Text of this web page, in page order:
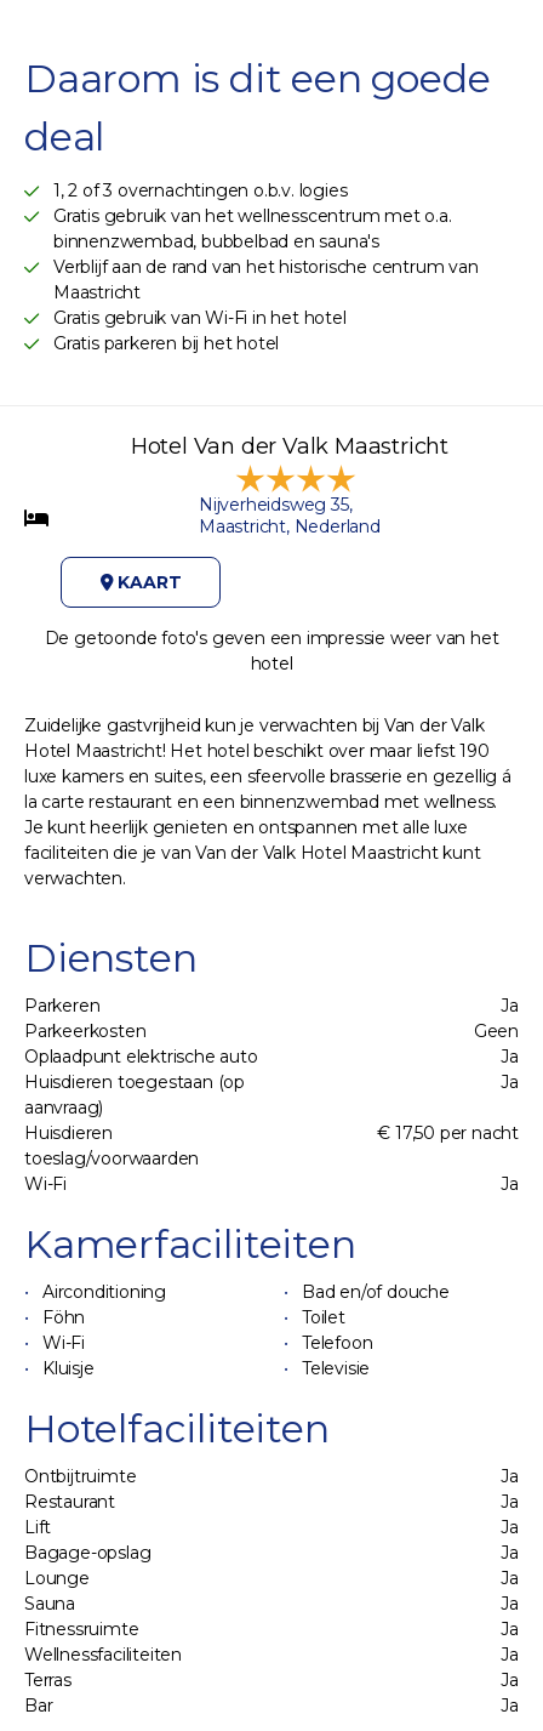
Daarom is dit een goede
deal
1, 2 of 3 overnachtingen o.b.v. logies
Gratis gebruik van het wellnesscentrum met o.a.
binnenzwembad, bubbelbad en sauna's
Verblijf aan de rand van het historische centrum van
Maastricht
Gratis gebruik van Wi-Fi in het hotel
Gratis parkeren bij het hotel
Hotel Van der Valk Maastricht
Nijverheidsweg 35,
Maastricht, Nederland
KAART
De getoonde foto's geven een impressie weer van het
hotel
Zuidelijke gastvrijheid kun je verwachten bij Van der Valk
Hotel Maastricht! Het hotel beschikt over maar liefst 190
luxe kamers en suites, een sfeervolle brasserie en gezellig á
la carte restaurant en een binnenzwembad met wellness.
Je kunt heerlijk genieten en ontspannen met alle luxe
faciliteiten die je van Van der Valk Hotel Maastricht kunt
verwachten.
Diensten
Parkeren
Ja
Parkeerkosten
Geen
Oplaadpunt elektrische auto
Ja
Huisdieren toegestaan (op
aanvraag)
Ja
Huisdieren
toeslag/voorwaarden
€ 17,50 per nacht
Wi-Fi Ja
Kamerfaciliteiten
Airconditioning
Bad en/of douche
Föhn
Toilet
Wi-Fi
Telefoon
Kluisje
Televisie
Hotelfaciliteiten
Ontbijtruimte
Ja
Restaurant
Ja
Lift
Ja
Bagage-opslag
Ja
Lounge
Ja
Sauna
Ja
Fitnessruimte
Ja
Wellnessfaciliteiten
Ja
Terras
Ja
Bar
Ja